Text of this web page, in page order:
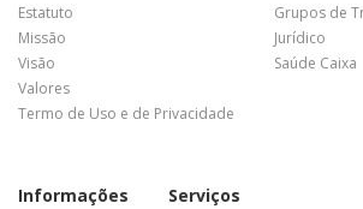
Estatuto
Missão
Visão
Valores
Termo de Uso e de Privacidade
Grupos de
Jurídico
Saúde Caixa
Informações Serviços